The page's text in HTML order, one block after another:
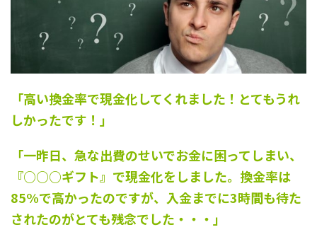
「高い換金率で現金化してくれました！とてもうれ
しかったです！」
「一昨日、急な出費のせいでお金に困ってしまい、
『○○○ギフト』で現金化をしました。換金率は
85%で高かったのですが、入金までに3時間も待た
されたのがとても残念でした・・・」